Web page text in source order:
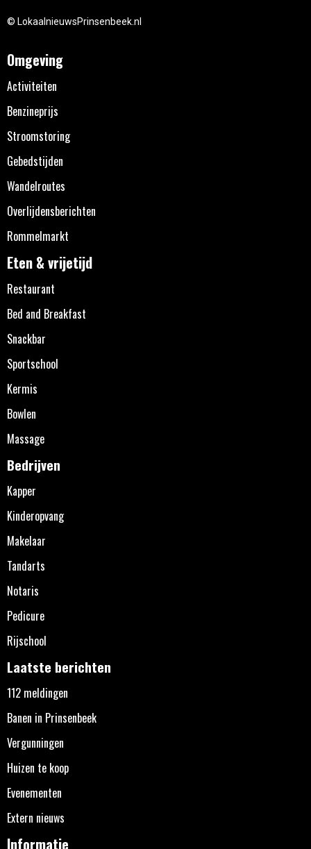
© LokaalnieuwsPrinsenbeek.nl
Omgeving
Activiteiten
Benzineprijs
Stroomstoring
Gebedstijden
Wandelroutes
Overlijdensberichten
Rommelmarkt
Eten & vrijetijd
Restaurant
Bed and Breakfast
Snackbar
Sportschool
Kermis
Bowlen
Massage
Bedrijven
Kapper
Kinderopvang
Makelaar
Tandarts
Notaris
Pedicure
Rijschool
Laatste berichten
112 meldingen
Banen in Prinsenbeek
Vergunningen
Huizen te koop
Evenementen
Extern nieuws
Informatie